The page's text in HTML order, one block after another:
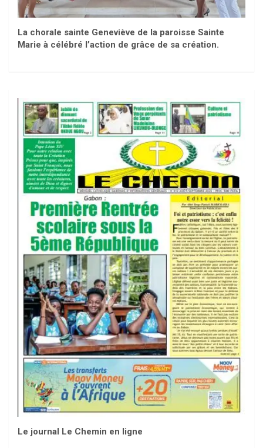
La chorale sainte Geneviève de la paroisse Sainte
Marie à célébré l’action de grâce de sa création.
Le journal Le Chemin en ligne